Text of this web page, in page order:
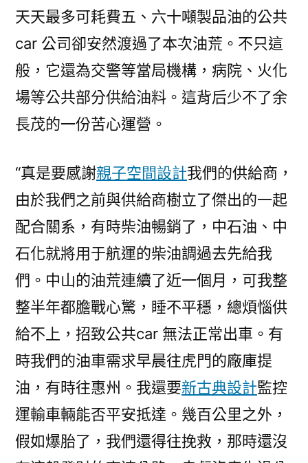
天天最多可耗費五、六十噸製品油的公共
car 公司卻安然渡過了本次油荒。不只這
般，它還為交警等當局機構，病院、火化
場等公共部分供給油料。這背后少不了余
長茂的一份苦心運營。
“真是要感謝親子空間設計我們的供給商，
由於我們之前與供給商樹立了傑出的一起
配合關系，有時柴油暢銷了，中石油、中
石化就將用于航運的柴油調過去先給我
們。中山的油荒連續了近一個月，可我整
整半年都膽戰心驚，睡不平穩，總煩惱供
給不上，招致公共car 無法正常出車。有
時我們的油車需求早晨往虎門的廠庫提
油，有時往惠州。我還要新古典設計監控
運輸車輛能否平安抵達。幾百公里之外，
假如爆胎了，我們還得往挽救，那時還沒